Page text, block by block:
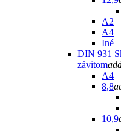
A2
A4
Iné
DIN 931
závitom
A4
8,8
10,9